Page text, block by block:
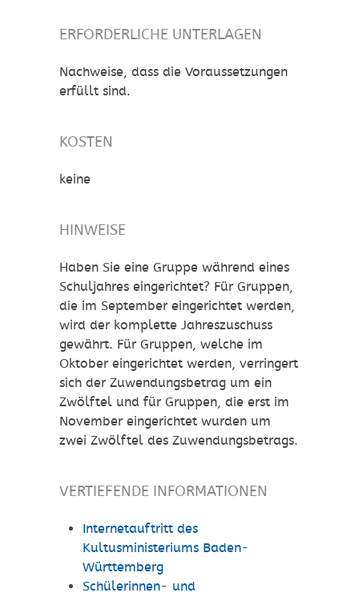
ERFORDERLICHE UNTERLAGEN
Nachweise, dass die Voraussetzungen
erfüllt sind.
KOSTEN
keine
HINWEISE
Haben Sie eine Gruppe während eines
Schuljahres eingerichtet? Für Gruppen,
die im September eingerichtet werden,
wird der komplette Jahreszuschuss
gewährt. Für Gruppen, welche im
Oktober eingerichtet werden, verringert
sich der Zuwendungsbetrag um ein
Zwölftel und für Gruppen, die erst im
November eingerichtet wurden um
zwei Zwölftel des Zuwendungsbetrags.
VERTIEFENDE INFORMATIONEN
Internetauftritt des
Kultusministeriums Baden-
Württemberg
Schülerinnen- und